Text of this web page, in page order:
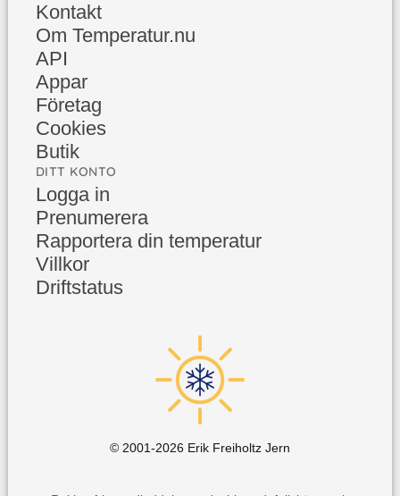
Kontakt
Om Temperatur.nu
API
Appar
Företag
Cookies
Butik
DITT KONTO
Logga in
Prenumerera
Rapportera din temperatur
Villkor
Driftstatus
© 2001-2026 Erik Freiholtz Jern